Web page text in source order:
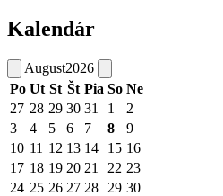
Kalendár
August2026
Po Ut St Št Pia So Ne
27 28 29 30 31 1
2
3
4 5 6 7 8
9
10 11 12 13 14 15 16
17 18 19 20 21 22 23
24 25 26 27 28 29 30